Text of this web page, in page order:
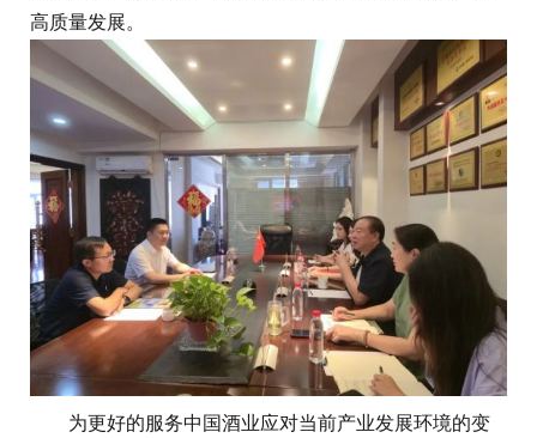
高质量发展。
为更好的服务中国酒业应对当前产业发展环境的变